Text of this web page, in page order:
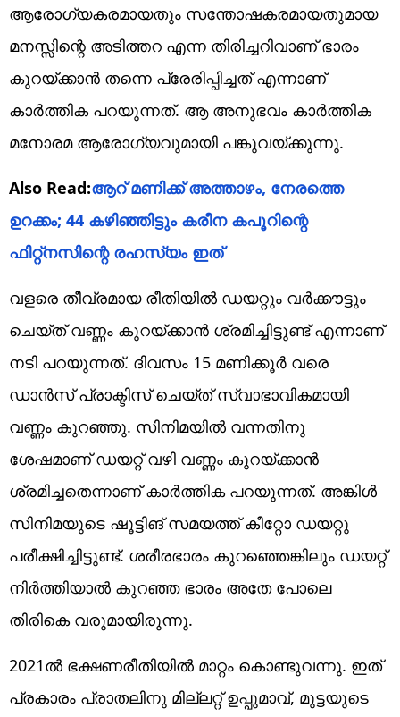
ആരോഗ്യകരമായതും സന്തോഷകരമായതുമായ
മനസ്സിന്റെ അടിത്തറ എന്ന തിരിച്ചറിവാണ് ഭാരം
കുറയ്ക്കാൻ തന്നെ പ്രേരിപ്പിച്ചത് എന്നാണ്
കാർത്തിക പറയുന്നത്. ആ അനുഭവം കാർത്തിക
മനോരമ ആരോഗ്യവുമായി പങ്കുവയ്ക്കുന്നു.
Also Read:ആറ് മണിക്ക് അത്താഴം, നേരത്തെ
ഉറക്കം; 44 കഴിഞ്ഞിട്ടും കരീന കപൂറിന്റെ
ഫിറ്റ്നസിന്റെ രഹസ്യം ഇത്
വളരെ തീവ്രമായ രീതിയിൽ ഡയറ്റും വർക്കൗട്ടും
ചെയ്ത് വണ്ണം കുറയ്ക്കാൻ ശ്രമിച്ചിട്ടുണ്ട് എന്നാണ്
നടി പറയുന്നത്. ദിവസം 15 മണിക്കൂർ വരെ
ഡാൻസ് പ്രാക്ടിസ് ചെയ്ത് സ്വാഭാവികമായി
വണ്ണം കുറഞ്ഞു. സിനിമയിൽ വന്നതിനു
ശേഷമാണ് ഡയറ്റ് വഴി വണ്ണം കുറയ്ക്കാൻ
ശ്രമിച്ചതെന്നാണ് കാർത്തിക പറയുന്നത്. അങ്കിൾ
സിനിമയുടെ ഷൂട്ടിങ് സമയത്ത് കീറ്റോ ഡയറ്റു
പരീക്ഷിച്ചിട്ടുണ്ട്. ശരീരഭാരം കുറഞ്ഞെങ്കിലും ഡയറ്റ്
നിർത്തിയാൽ കുറഞ്ഞ ഭാരം അതേ പോലെ
തിരികെ വരുമായിരുന്നു.
2021ൽ ഭക്ഷണരീതിയിൽ മാറ്റം കൊണ്ടുവന്നു. ഇത്
പ്രകാരം പ്രാതലിനു മില്ലറ്റ് ഉപ്പുമാവ്, മുട്ടയുടെ